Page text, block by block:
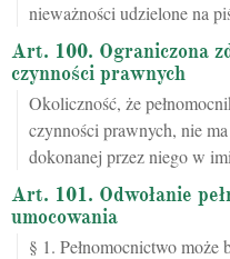
nieważności udzielone na
Art. 100. Ograniczona
czynności prawnych
Okoliczność, że
czynności prawnych, nie
dokonanej przez niego w
Art. 101. Odwołanie
umocowania
§ 1. Pełnomocnictwo może